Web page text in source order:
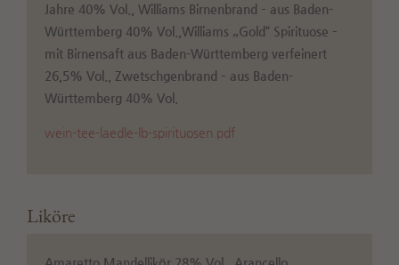
Jahre 40% Vol., Williams Birnenbrand – aus Baden-
Württemberg 40% Vol.,Williams „Gold“ Spirituose –
mit Birnensaft aus Baden-Württemberg verfeinert
26,5% Vol., Zwetschgenbrand – aus Baden-
Württemberg 40% Vol.
wein-tee-laedle-lb-spirituosen.pdf
Liköre
Amaretto Mandellikör 28% Vol., Arancello